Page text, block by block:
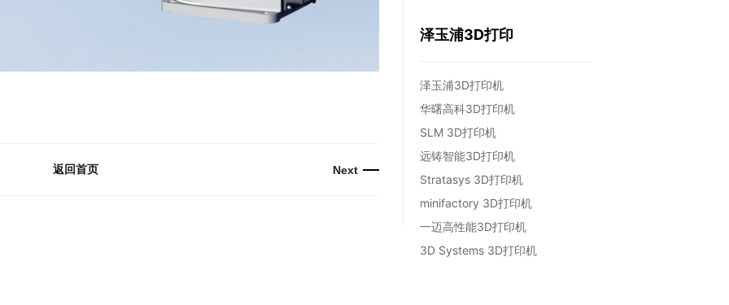
返回首页 Next
泽玉浦3D打印
泽玉浦3D打印机
华曙高科3D打印机
SLM 3D打印机
远铸智能3D打印机
Stratasys 3D打印机
minifactory 3D打印机
一迈高性能3D打印机
3D Systems 3D打印机